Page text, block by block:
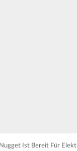
Ist Bereit Für